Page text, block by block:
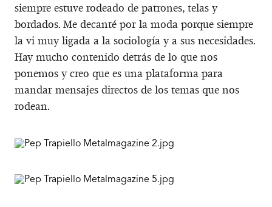
siempre estuve rodeado de patrones, telas y
bordados. Me decanté por la moda porque siempre
la vi muy ligada a la sociología y a sus necesidades.
Hay mucho contenido detrás de lo que nos
ponemos y creo que es una plataforma para
mandar mensajes directos de los temas que nos
rodean.